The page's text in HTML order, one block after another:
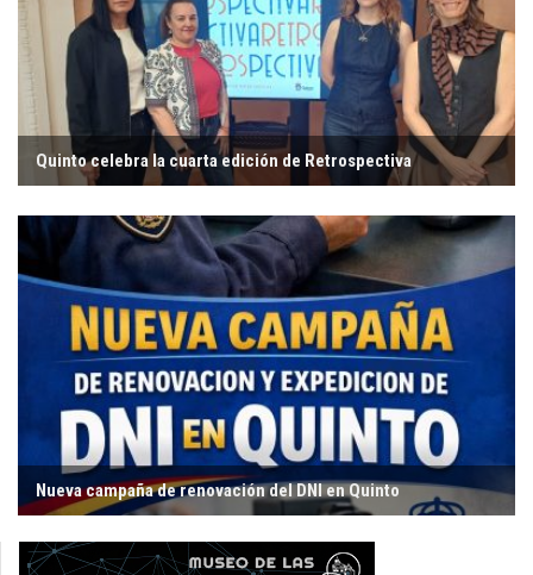
Quinto celebra la cuarta edición de Retrospectiva
Nueva campaña de renovación del DNI en Quinto